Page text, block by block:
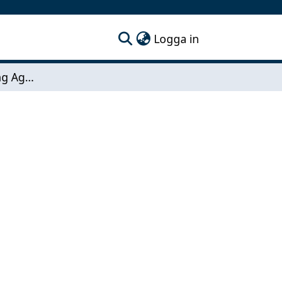
Logga in
Fullerene Nucleating Agents for Polymer Solar Cells